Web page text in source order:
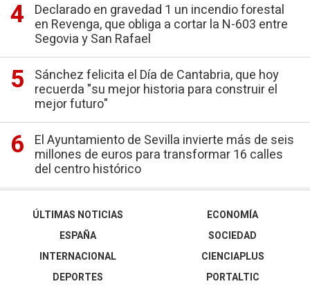
Declarado en gravedad 1 un incendio forestal
en Revenga, que obliga a cortar la N-603 entre
Segovia y San Rafael
Sánchez felicita el Día de Cantabria, que hoy
recuerda "su mejor historia para construir el
mejor futuro"
El Ayuntamiento de Sevilla invierte más de seis
millones de euros para transformar 16 calles
del centro histórico
ÚLTIMAS NOTICIAS
ESPAÑA
INTERNACIONAL
DEPORTES
ECONOMÍA
SOCIEDAD
CIENCIAPLUS
PORTALTIC